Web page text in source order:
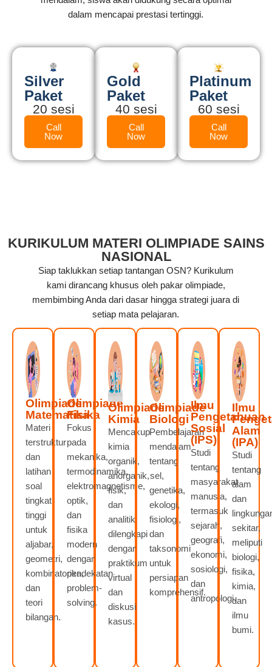
dalam mencapai prestasi tertinggi.
Silver
Paket
20 sesi
Call
Now
Gold
Paket
40 sesi
Call
Now
Platinum
Paket
60 sesi
Call
Now
KURIKULUM MATERI OLIMPIADE SAINS
NASIONAL
Siap taklukkan setiap tantangan OSN? Kurikulum
kami dirancang khusus oleh pakar olimpiade,
membimbing Anda dari dasar hingga strategi juara di
setiap mata pelajaran.
Olimpiade
Matematika
Materi
terstruktur
dan
latihan
soal
tingkat
tinggi
untuk
aljabar,
geometri,
kombinatorika,
dan
teori
bilangan.
Olimpiade
Fisika
Fokus
pada
mekanika,
termodinamika,
elektromagnetisme,
optik,
dan
fisika
modern
dengan
pendekatan
problem-
solving.
Olimpiade
Kimia
Mencakup
kimia
organik,
anorganik,
fisik,
dan
analitik,
dilengkapi
dengan
praktikum
virtual
dan
diskusi
kasus.
Olimpiade
Biologi
Pembelajaran
mendalam
tentang
sel,
genetika,
ekologi,
fisiologi,
dan
taksonomi
untuk
persiapan
komprehensif.
Ilmu
Pengetahuan
Sosial
(IPS)
Studi
tentang
masyarakat
manusia,
termasuk
sejarah,
geografi,
ekonomi,
sosiologi,
dan
antropologi.
Ilmu
Alam
(IPA)
Studi
tentang
alam
dan
sekitar,
meliputi
biologi,
fisika,
kimia,
dan
ilmu
bumi.